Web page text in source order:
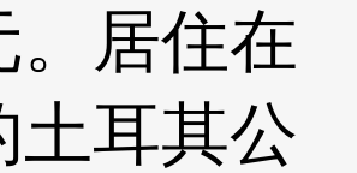
。居住在
土耳其公